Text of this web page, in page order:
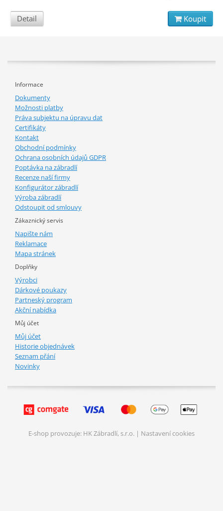
Detail Koupit
Informace
Dokumenty
Možnosti platby
Práva subjektu na úpravu dat
Certifikáty
Kontakt
Obchodní podmínky
Ochrana osobních údajů GDPR
Poptávka na zábradlí
Recenze naší firmy
Konfigurátor zábradlí
Výroba zábradlí
Odstoupit od smlouvy
Zákaznický servis
Napište nám
Reklamace
Mapa stránek
Doplňky
Výrobci
Dárkové poukazy
Partneský program
Akční nabídka
Můj účet
Můj účet
Historie objednávek
Seznam přání
Novinky
E-shop provozuje: HK Zábradlí, s.r.o. | Nastavení cookies